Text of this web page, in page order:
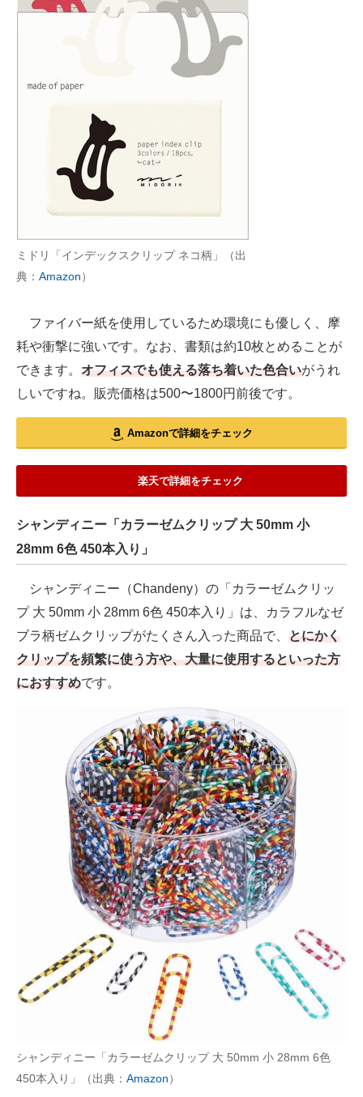
ミドリ「インデックスクリップ ネコ柄」（出
典： Amazon）
ファイバー紙を使用しているため環境にも優しく、摩
耗や衝撃に強いです。なお、書類は約10枚とめることが
できます。 オフィスでも使える落ち着いた色合いがうれ
しいですね。販売価格は500〜1800円前後です。
Amazonで詳細をチェック
楽天で詳細をチェック
シャンディニー「カラーゼムクリップ 大 50mm 小
28mm 6色 450本入り」
シャンディニー（Chandeny）の「カラーゼムクリッ
プ 大 50mm 小 28mm 6色 450本入り」は、カラフルなゼ
ブラ柄ゼムクリップがたくさん入った商品で、 とにかく
クリップを頻繁に使う方や、大量に使用するといった方
におすすめです。
シャンディニー「カラーゼムクリップ 大 50mm 小 28mm 6色
450本入り」（出典： Amazon）